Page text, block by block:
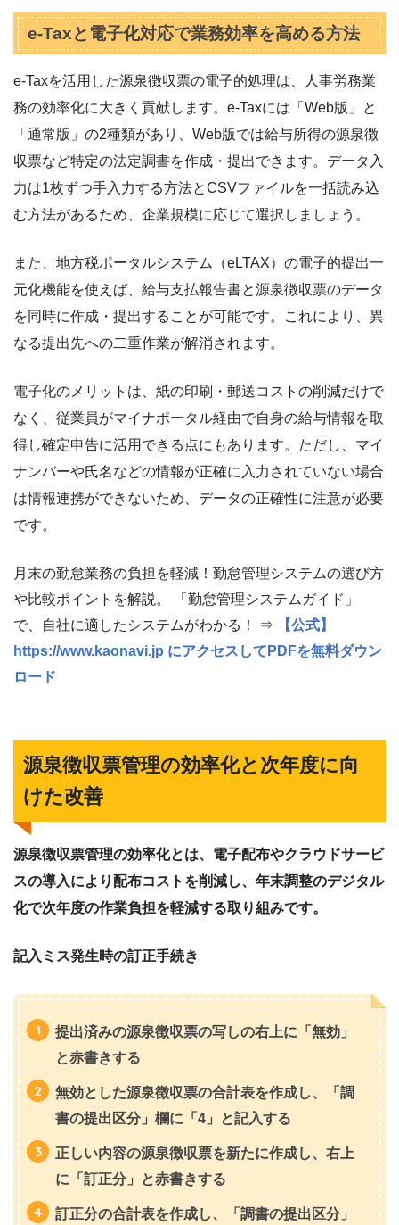
e-Taxと電子化対応で業務効率を高める方法
e-Taxを活用した源泉徴収票の電子的処理は、人事労務業
務の効率化に大きく貢献します。e-Taxには「Web版」と
「通常版」の2種類があり、Web版では給与所得の源泉徴
収票など特定の法定調書を作成・提出できます。データ入
力は1枚ずつ手入力する方法とCSVファイルを一括読み込
む方法があるため、企業規模に応じて選択しましょう。
また、地方税ポータルシステム（eLTAX）の電子的提出一
元化機能を使えば、給与支払報告書と源泉徴収票のデータ
を同時に作成・提出することが可能です。これにより、異
なる提出先への二重作業が解消されます。
電子化のメリットは、紙の印刷・郵送コストの削減だけで
なく、従業員がマイナポータル経由で自身の給与情報を取
得し確定申告に活用できる点にもあります。ただし、マイ
ナンバーや氏名などの情報が正確に入力されていない場合
は情報連携ができないため、データの正確性に注意が必要
です。
月末の勤怠業務の負担を軽減！勤怠管理システムの選び方
や比較ポイントを解説。 「勤怠管理システムガイド」
で、自社に適したシステムがわかる！ ⇒
【公式】
https://www.kaonavi.jp にアクセスしてPDFを無料ダウン
ロード
源泉徴収票管理の効率化と次年度に向
けた改善
源泉徴収票管理の効率化とは、電子配布やクラウドサービ
スの導入により配布コストを削減し、年末調整のデジタル
化で次年度の作業負担を軽減する取り組みです。
記入ミス発生時の訂正手続き
提出済みの源泉徴収票の写しの右上に「無効」
と赤書きする
無効とした源泉徴収票の合計表を作成し、「調
書の提出区分」欄に「4」と記入する
正しい内容の源泉徴収票を新たに作成し、右上
に「訂正分」と赤書きする
訂正分の合計表を作成し、「調書の提出区分」